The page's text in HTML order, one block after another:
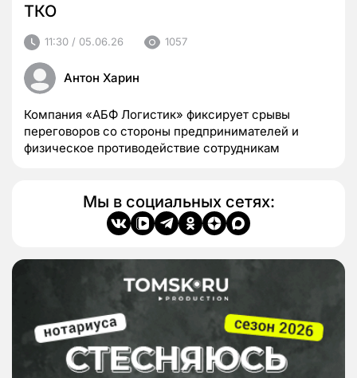
ТКО
11:30 / 05.06.26 1057
Антон Харин
Компания «АБФ Логистик» фиксирует срывы
переговоров со стороны предпринимателей и
физическое противодействие сотрудникам
Мы в социальных сетях: